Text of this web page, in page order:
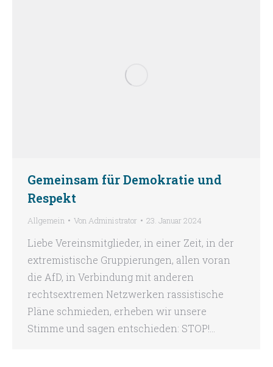
Gemeinsam für Demokratie und
Respekt
Allgemein VonAdministrator 23. Januar 2024
Liebe Vereinsmitglieder, in einer Zeit, in der
extremistische Gruppierungen, allen voran
die AfD, in Verbindung mit anderen
rechtsextremen Netzwerken rassistische
Pläne schmieden, erheben wir unsere
Stimme und sagen entschieden: STOP!…